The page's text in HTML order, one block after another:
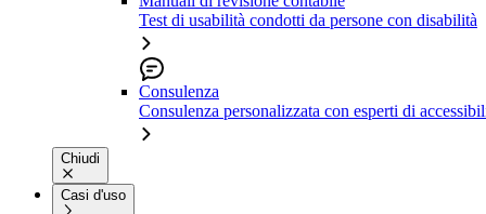
Test di usabilità condotti da persone con disabilità
Consulenza
Consulenza personalizzata con esperti di
Chiudi
Casi d'uso